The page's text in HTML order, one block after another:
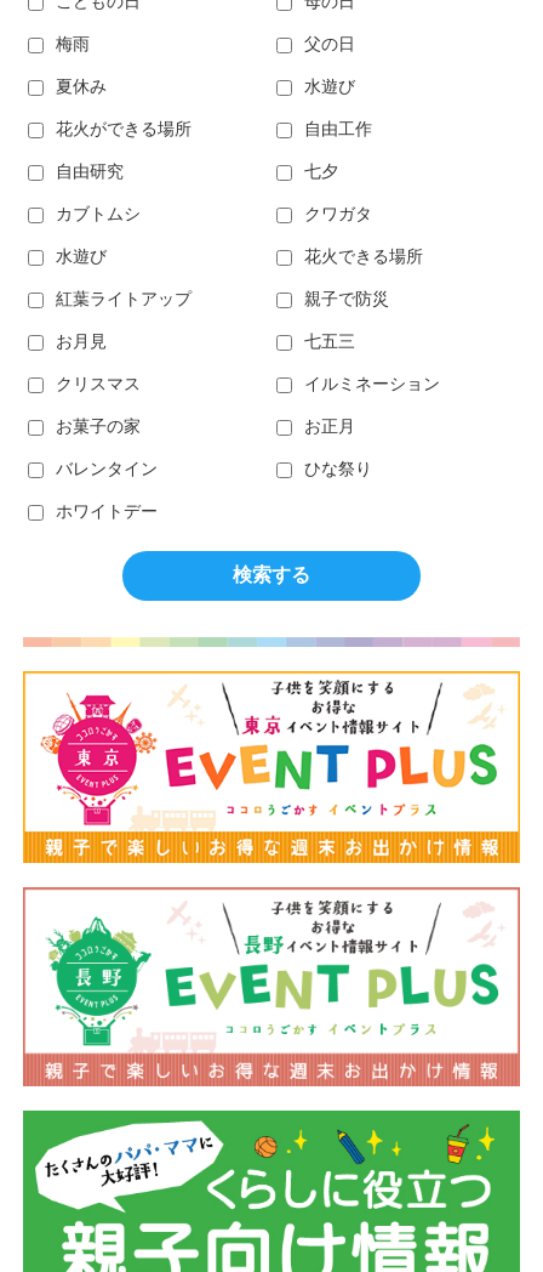
梅雨 父の日
夏休み 水遊び
花火ができる場所 自由工作
自由研究 七夕
カブトムシ クワガタ
水遊び 花火できる場所
紅葉ライトアップ 親子で防災
お月見 七五三
クリスマス イルミネーション
お菓子の家 お正月
バレンタイン ひな祭り
ホワイトデー